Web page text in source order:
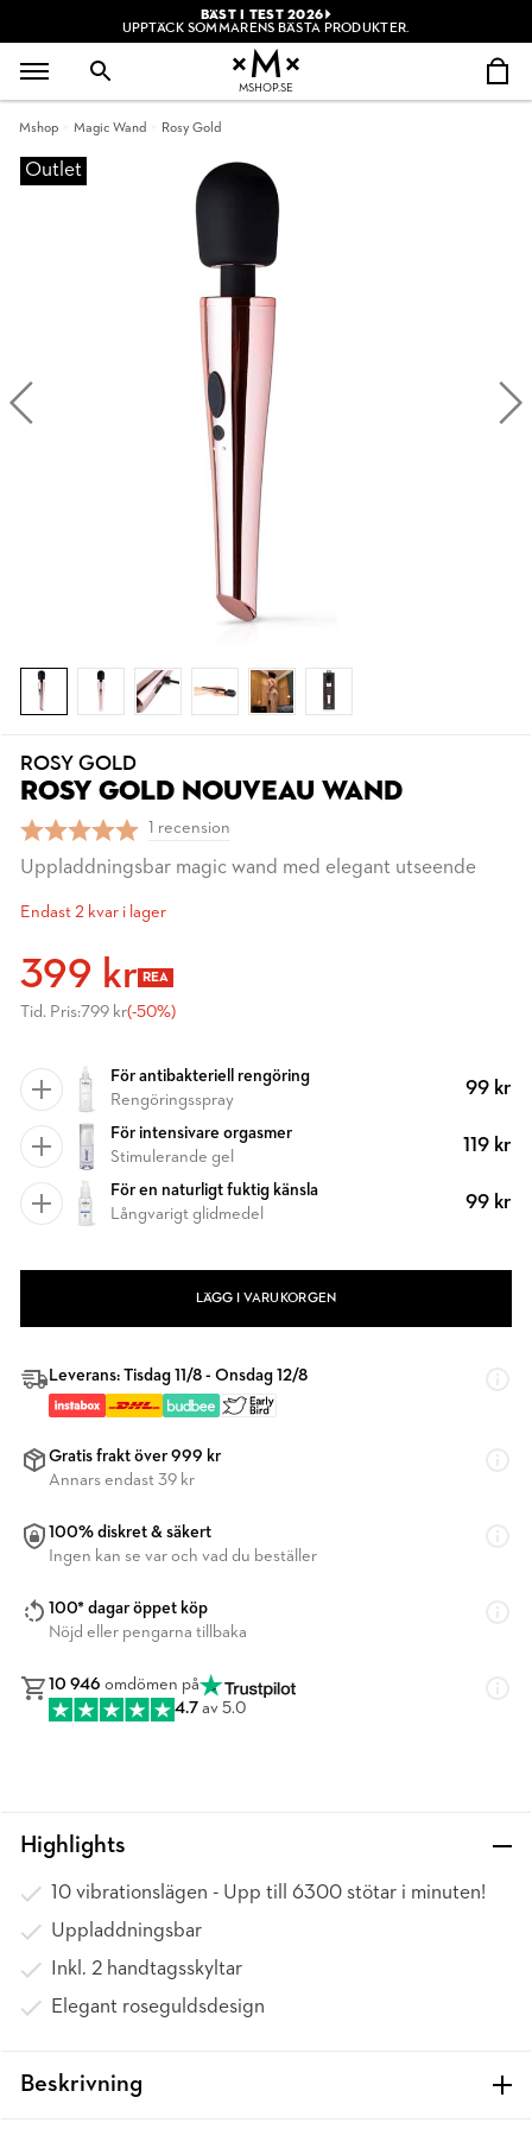
BÄST I TEST 2026
UPPTÄCK SOMMARENS BÄSTA PRODUKTER.
MSHOP.SE
Mshop Magic Wand Rosy Gold
Outlet
ROSY GOLD
ROSY GOLD NOUVEAU WAND
1 recension
Uppladdningsbar magic wand med elegant utseende
Endast 2 kvar i lager
399 kr REA
Tid. Pris:799 kr(-50%)
För antibakteriell rengöring
Rengöringsspray
99 kr
För intensivare orgasmer
Stimulerande gel
119 kr
För en naturligt fuktig känsla
Långvarigt glidmedel
99 kr
LÄGG I VARUKORGEN
Leverans: Tisdag 11/8 - Onsdag 12/8
Gratis frakt över 999 kr
Annars endast 39 kr
100% diskret & säkert
Ingen kan se var och vad du beställer
100* dagar öppet köp
Nöjd eller pengarna tillbaka
10 946 omdömen på
4.7 av 5.0
Highlights
10 vibrationslägen - Upp till 6300 stötar i minuten!
Uppladdningsbar
Inkl. 2 handtagsskyltar
Elegant roseguldsdesign
Beskrivning